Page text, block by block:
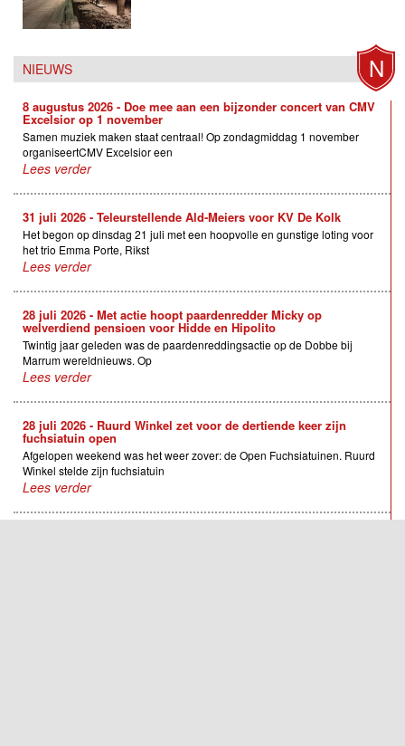
NIEUWS N
8 augustus 2026 - Doe mee aan een bijzonder concert van CMV
Excelsior op 1 november
Samen muziek maken staat centraal! Op zondagmiddag 1 november
organiseertCMV Excelsior een
Lees verder
31 juli 2026 - Teleurstellende Ald-Meiers voor KV De Kolk
Het begon op dinsdag 21 juli met een hoopvolle en gunstige loting voor
het trio Emma Porte, Rikst
Lees verder
28 juli 2026 - Met actie hoopt paardenredder Micky op
welverdiend pensioen voor Hidde en Hipolito
Twintig jaar geleden was de paardenreddingsactie op de Dobbe bij
Marrum wereldnieuws. Op
Lees verder
28 juli 2026 - Ruurd Winkel zet voor de dertiende keer zijn
fuchsiatuin open
Afgelopen weekend was het weer zover: de Open Fuchsiatuinen. Ruurd
Winkel stelde zijn fuchsiatuin
Lees verder